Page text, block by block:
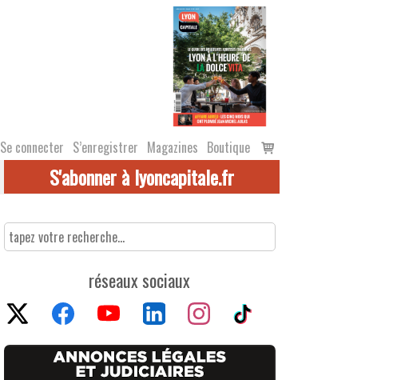
Se connecter S’enregistrer Magazines Boutique
Voir
le
S'abonner à lyoncapitale.fr
réseaux sociaux